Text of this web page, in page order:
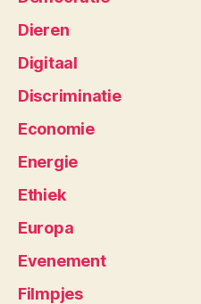
Dieren
Digitaal
Discriminatie
Economie
Energie
Ethiek
Europa
Evenement
Filmpjes